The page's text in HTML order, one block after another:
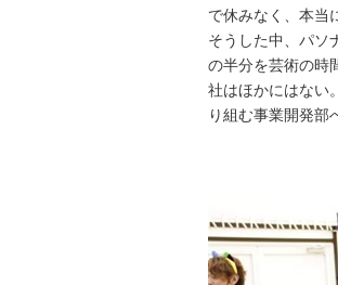
で休みなく、本当
そうした中、パソ
の半分を芸術の時
社はほかにはない
り組む事業開発部